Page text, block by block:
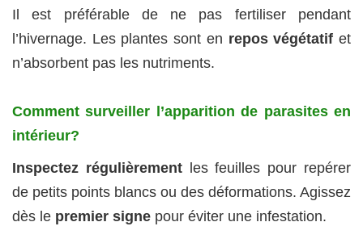
Il est préférable de ne pas fertiliser pendant
l’hivernage. Les plantes sont en repos végétatif et
n’absorbent pas les nutriments.
Comment surveiller l’apparition de parasites en
intérieur?
Inspectez régulièrementles feuilles pour repérer
de petits points blancs ou des déformations. Agissez
dès le premier signe pour éviter une infestation.